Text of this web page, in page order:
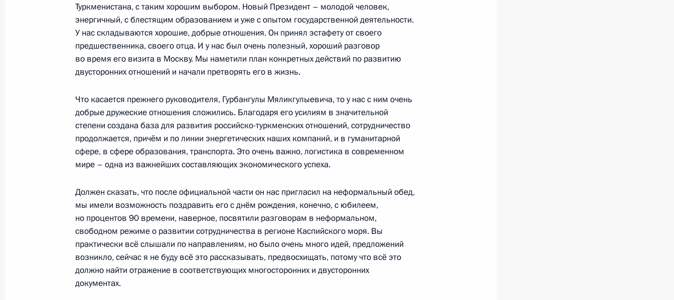
Совещание с постоянными членами Совета Безопасности
Москва, Кремль
Телефонный разговор с Премьер-министром Индии Нарендрой
1 июля 2022 года, 13:35
Обращение к участникам IX Форума регионов России
и Белоруссии
1
30 июня 2022 года, четверг
Владимир Путин поздравил сотрудников и ветеранов СВР
со столетием нелегальной разведки
4
Туркменистана, с таким хорошим выбором. Новый Президент – молодой человек,
энергичный, с блестящим образованием и уже с опытом государственной деятельности.
У нас складываются хорошие, добрые отношения. Он принял эстафету от своего
предшественника, своего отца. И у нас был очень полезный, хороший разговор
во время его визита в Москву. Мы наметили план конкретных действий по развитию
двусторонних отношений и начали претворять его в жизнь.
Что касается прежнего руководителя, Гурбангулы Мяликгулыевича, то у нас с ним очень
добрые дружеские отношения сложились. Благодаря его усилиям в значительной
степени создана база для развития российско-туркменских отношений, сотрудничество
продолжается, причём и по линии энергетических наших компаний, и в гуманитарной
сфере, в сфере образования, транспорта. Это очень важно, логистика в современном
мире – одна из важнейших составляющих экономического успеха.
Должен сказать, что после официальной части он нас пригласил на неформальный обед,
мы имели возможность поздравить его с днём рождения, конечно, с юбилеем,
но процентов 90 времени, наверное, посвятили разговорам в неформальном,
свободном режиме о развитии сотрудничества в регионе Каспийского моря. Вы
практически всё слышали по направлениям, но было очень много идей, предложений
возникло, сейчас я не буду всё это рассказывать, предвосхищать, потому что всё это
должно найти отражение в соответствующих многосторонних и двусторонних
документах.